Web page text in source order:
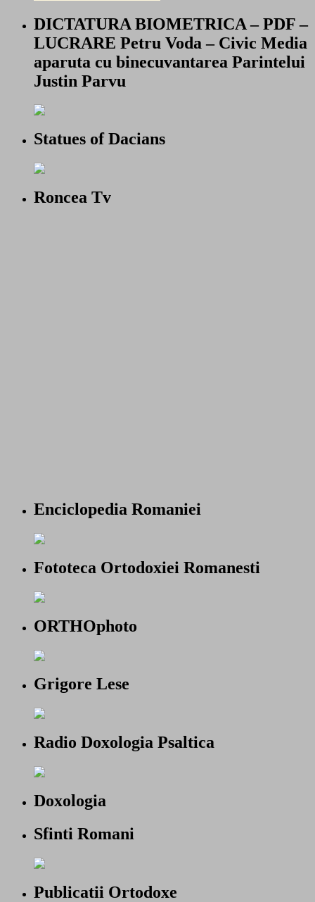
DICTATURA BIOMETRICA – PDF –
LUCRARE Petru Voda – Civic Media
aparuta cu binecuvantarea Parintelui
Justin Parvu
Statues of Dacians
Roncea Tv
Enciclopedia Romaniei
Fototeca Ortodoxiei Romanesti
ORTHOphoto
Grigore Lese
Radio Doxologia Psaltica
Doxologia
Sfinti Romani
Publicatii Ortodoxe